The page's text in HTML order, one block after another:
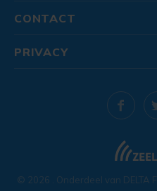
CONTACT
© 2026 . Onderdeel van DELTA
PRIVACY